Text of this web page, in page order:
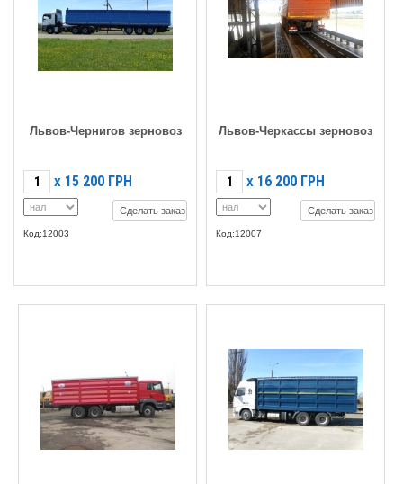
Львов-Чернигов зерновоз
X 15 200 ГРН
Сделать заказ
Код:12003
Львов-Черкассы зерновоз
X 16 200 ГРН
Сделать заказ
Код:12007